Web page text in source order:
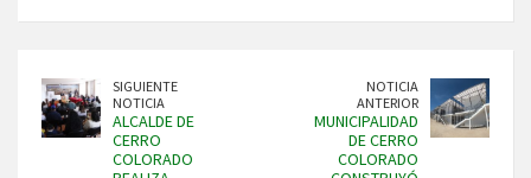
SIGUIENTE
NOTICIA
ALCALDE DE
CERRO
COLORADO
NOTICIA
ANTERIOR
MUNICIPALIDAD
DE CERRO
COLORADO